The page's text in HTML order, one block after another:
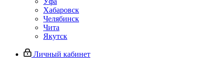
Хабаровск
Челябинск
Чита
Якутск
Личный кабинет